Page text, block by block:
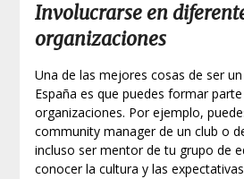
Involucrarse en
organizaciones
Una de las mejores cosas de ser
España es que puedes formar
organizaciones. Por ejemplo,
community manager de un club o
incluso ser mentor de tu grupo de
conocer la cultura y las